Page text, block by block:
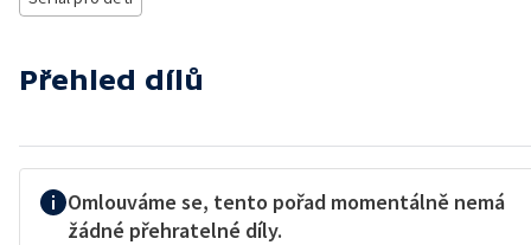
Přehled dílů
Omlouváme se, tento pořad momentálně nemá
žádné přehratelné díly.